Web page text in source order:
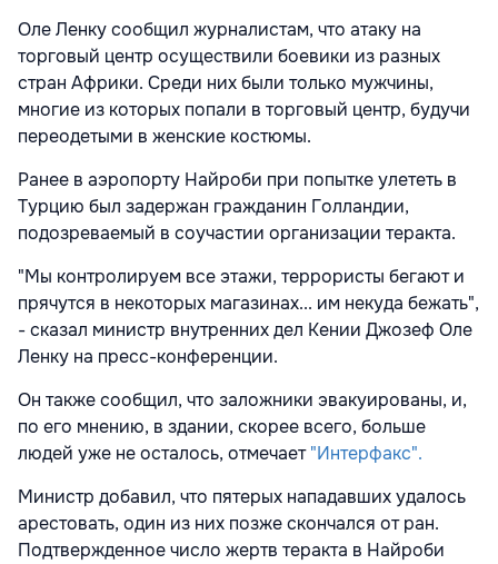
Оле Ленку сообщил журналистам, что атаку на
торговый центр осуществили боевики из разных
стран Африки. Среди них были только мужчины,
многие из которых попали в торговый центр, будучи
переодетыми в женские костюмы.
Ранее в аэропорту Найроби при попытке улететь в
Турцию был задержан гражданин Голландии,
подозреваемый в соучастии организации теракта.
"Мы контролируем все этажи, террористы бегают и
прячутся в некоторых магазинах... им некуда бежать",
- сказал министр внутренних дел Кении Джозеф Оле
Ленку на пресс-конференции.
Он также сообщил, что заложники эвакуированы, и,
по его мнению, в здании, скорее всего, больше
людей уже не осталось, отмечает"Интерфакс".
Министр добавил, что пятерых нападавших удалось
арестовать, один из них позже скончался от ран.
Подтвержденное число жертв теракта в Найроби